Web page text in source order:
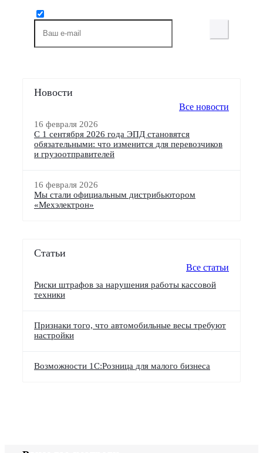
Новости
Все новости
16 февраля 2026
С 1 сентября 2026 года ЭПД становятся
обязательными: что изменится для перевозчиков
и грузоотправителей
16 февраля 2026
Мы стали официальным дистрибьютором
«Мехэлектрон»
Статьи
Все статьи
Риски штрафов за нарушения работы кассовой
техники
Признаки того, что автомобильные весы требуют
настройки
Возможности 1С:Розница для малого бизнеса